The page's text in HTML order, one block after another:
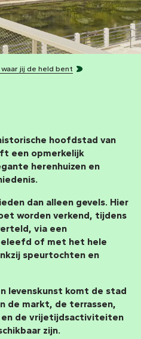
jij de held bent
hoofdstad van
een opmerkelijk
herenhuizen en
dan alleen gevels. Hier
worden verkend, tijdens
via een
of met het hele
speurtochten en
levenskunst komt de stad
de markt, de terrassen,
en de vrijetijdsactiviteiten
zijn.